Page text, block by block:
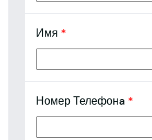
Имя *
Номер Телефонa *